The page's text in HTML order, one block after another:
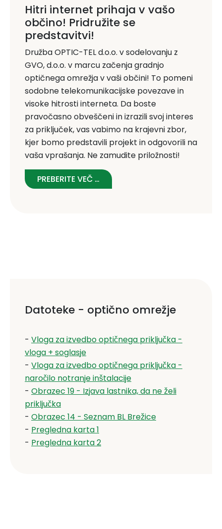
Hitri internet prihaja v vašo
občino! Pridružite se
predstavitvi!
Družba OPTIC-TEL d.o.o. v sodelovanju z
GVO, d.o.o. v marcu začenja gradnjo
optičnega omrežja v vaši občini! To pomeni
sodobne telekomunikacijske povezave in
visoke hitrosti interneta. Da boste
pravočasno obveščeni in izrazili svoj interes
za priključek, vas vabimo na krajevni zbor,
kjer bomo predstavili projekt in odgovorili na
vaša vprašanja. Ne zamudite priložnosti!
PREBERITE VEČ …
Datoteke - optično omrežje
- Vloga za izvedbo optičnega priključka -
vloga + soglasje
- Vloga za izvedbo optičnega priključka -
naročilo notranje inštalacije
- Obrazec 19 - Izjava lastnika, da ne želi
priključka
- Obrazec 14 - Seznam BL Brežice
- Pregledna karta 1
- Pregledna karta 2